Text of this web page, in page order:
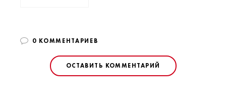
0 КОММЕНТАРИЕВ
ОСТАВИТЬ КОММЕНТАРИЙ